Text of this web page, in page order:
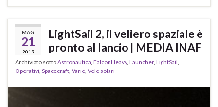
MAG
21
2019
LightSail 2, il veliero spaziale è
pronto al lancio | MEDIA INAF
Archiviato sottoAstronautica, FalconHeavy, Launcher, LightSail,
Operativi, Spacecraft, Varie, Vele solari